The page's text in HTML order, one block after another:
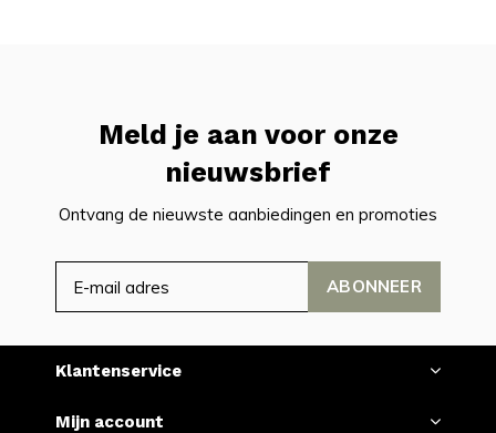
Meld je aan voor onze
nieuwsbrief
Ontvang de nieuwste aanbiedingen en promoties
ABONNEER
Klantenservice
Mijn account